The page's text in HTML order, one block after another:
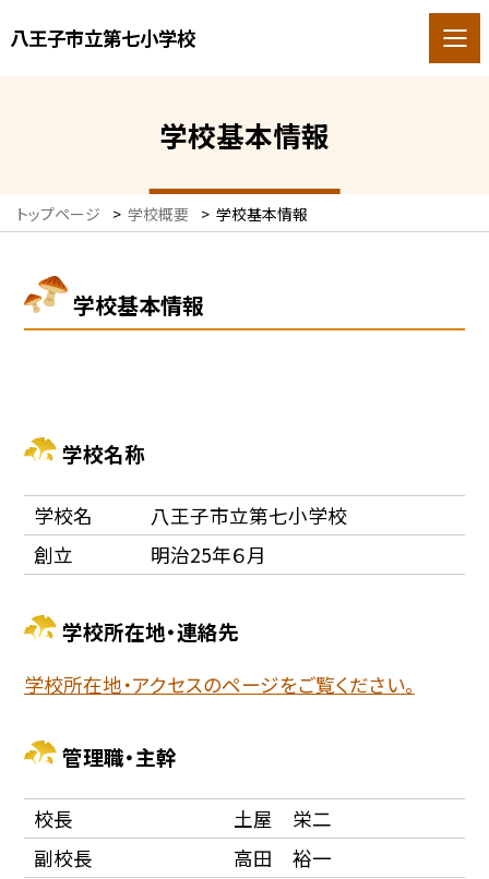
八王子市立第七小学校
学校基本情報
トップページ > 学校概要 > 学校基本情報
学校基本情報
学校名称
学校名
八王子市立第七小学校
創立
明治25年６月
学校所在地・連絡先
学校所在地・アクセスのページをご覧ください。
管理職・主幹
校長
土屋 栄二
副校長
高田 裕一